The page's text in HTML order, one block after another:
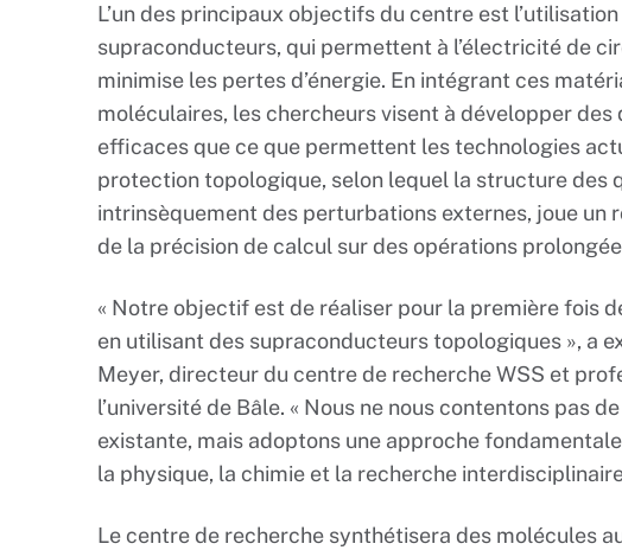
L’un des principaux objectifs du centre est
supraconducteurs, qui permettent à l’électricité de
minimise les pertes d’énergie. En intégrant ces
moléculaires, les chercheurs visent à développer
efficaces que ce que permettent les technologies
protection topologique, selon lequel la structure des
intrinsèquement des perturbations externes, joue un
de la précision de calcul sur des opérations
« Notre objectif est de réaliser pour la première fois
en utilisant des supraconducteurs topologiques », a
Meyer, directeur du centre de recherche WSS et
l’université de Bâle. « Nous ne nous contentons pas
existante, mais adoptons une approche
la physique, la chimie et la recherche
Le centre de recherche synthétisera des molécules